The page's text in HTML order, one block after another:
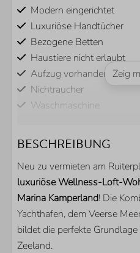
Modern eingerichtet
Luxuriöse Handtücher
Bezogene Betten
Haustiere nicht erlaubt
Aufzug vorhanden
Nichtraucher
Waschmaschine
Rauchfrei
BADEZIMMER
Dusche
Toilette
Doppelwaschbecken
Gästetoilette
Zeig
BESCHREIBUNG
Neu zu vermieten am
luxuriöse Wellness-Loft-
Marina Kamperland! Die
Yachthafen, dem Veerse
bildet die perfekte
Zeeland.